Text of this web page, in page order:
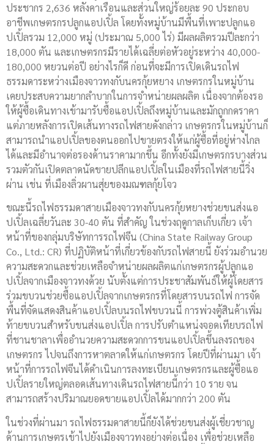
ประชากร 2,636 หลังคาเรือนและส่วนใหญ่ร้อยละ 90 ประกอบ
อาชีพเกษตรกรปลูกแอปเปิ้ล โดยทั้งหมู่บ้านมีพื้นที่เพาะปลูกแอ
ปเปิ้ลรวม 12,000 หมู่ (ประมาณ 5,000 ไร่) มีผลผลิตรวมปีละกว่า
18,000 ตัน และเกษตรกรมีรายได้เฉลี่ยต่อหัวอยู่ระหว่าง 40,000-
180,000 หยวนต่อปี อย่างไรก็ดี ก่อนที่จะมีการเปิดเดินรถไฟ
ธรรมดาระหว่างเมืองจาวทงกับนครกุ้ยหยาง เกษตรกรในหมู่บ้าน
เคยประสบความยากลำบากในการจำหน่ายผลผลิต เนื่องจากต้องรอ
ให้ผู้ซื้อเดินทางเข้ามารับซื้อแอปเปิ้ลถึงหมู่บ้านและมักถูกกดราคา
แต่ภายหลังการเปิดเส้นทางรถไฟสายดังกล่าว เกษตรกรในหมู่บ้านก็
สามารถนำแอปเปิ้ลของตนออกไปขายตรงให้แก่ผู้ซื้อที่อยู่ห่างไกล
ได้และมีอำนาจต่อรองด้านราคามากขึ้น อีกทั้งยังมีเกษตรกรบางส่วน
รวมตัวกันเปิดตลาดนัดขายปลีกแอปเปิ้ลในเมืองที่รถไฟสายนี้วิ่ง
ผ่าน เช่น ที่เมืองลิ่วผานสุ่ยของมณฑลกุ้ยโจว
ขณะนี้รถไฟธรรมดาสายเมืองจาวทงกับนครกุ้ยหยางช่วยขนส่งแอ
ปเปิ้ลเฉลี่ยวันละ 30-40 ตัน ที่สำคัญ ในช่วงฤดูกาลเก็บเกี่ยว เจ้า
หน้าที่ของกลุ่มบริษัทการรถไฟจีน (China State Railway Group
Co., Ltd.: CR) ที่ปฏิบัติหน้าที่เกี่ยวข้องกับรถไฟสายนี้ ยังร่วมอำนวย
ความสะดวกและช่วยเหลือจำหน่ายผลผลิตแก่เกษตรกรผู้ปลูกแอ
ปเปิ้ลจากเมืองจาวทงด้วย นับตั้งแต่การประชาสัมพันธ์ให้ผู้โดยสาร
ร่วมขบวนช่วยซื้อแอปเปิ้ลจากเกษตรกรที่โดยสารบนรถไฟ การจัด
พื้นที่จัดแสดงสินค้าแอปเปิ้ลบนรถไฟขบวนนี้ การพ่วงตู้สินค้าเพิ่ม
ท้ายขบวนสำหรับขนส่งแอปเปิ้ล การปรับตำแหน่งจอดเทียบรถไฟ
ที่ชานชาลาเพื่ออำนวยความสะดวกการขนแอปเปิ้ลขึ้นลงรถของ
เกษตรกร ไปจนถึงการหาตลาดให้แก่เกษตรกร โดยปีที่ผ่านมา เจ้า
หน้าที่การรถไฟจีนได้ดำเนินการลงทะเบียนเกษตรกรและผู้ซื้อแอ
ปเปิ้ลรายใหญ่ตลอดเส้นทางเดินรถไฟสายนี้กว่า 10 ราย จน
สามารถสร้างปริมาณยอดขายแอปเปิ้ลได้มากกว่า 200 ตัน
ในช่วงที่ผ่านมา รถไฟธรรมดาสายนี้ก็ยังได้ช่วยขนส่งผู้เชี่ยวชาญ
ด้านการเกษตรเข้าไปยังเมืองจาวทงอย่างต่อเนื่อง เพื่อช่วยเหลือ